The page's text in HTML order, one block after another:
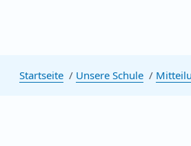
Startseite Unsere Schule